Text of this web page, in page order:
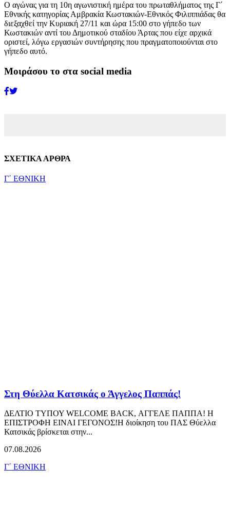
Ο αγώνας για τη 10η αγωνιστική ημέρα του πρωταθλήματος της Γ΄
Εθνικής κατηγορίας Αμβρακία Κωστακιών-Εθνικός Φιλιππιάδας θα
διεξαχθεί την Κυριακή 27/11 και ώρα 15:00 στο γήπεδο των
Κωστακιών αντί του Δημοτικού σταδίου Άρτας που είχε αρχικά
οριστεί, λόγω εργασιών συντήρησης που πραγματοποιούνται στο
γήπεδο αυτό.
Μοιράσου το στα social media
ΣΧΕΤΙΚΑ ΑΡΘΡΑ
Γ΄ ΕΘΝΙΚΗ
Στη Θύελλα Κατσικάς ο Άγγελος Παππάς!
ΔΕΛΤΙΟ ΤΥΠΟΥ WELCOME BACK, ΑΓΓΕΛΕ ΠΑΠΠΑ! Η
ΕΠΙΣΤΡΟΦΗ ΕΙΝΑΙ ΓΕΓΟΝΟΣ!Η διοίκηση του ΠΑΣ Θύελλα
Κατσικάς βρίσκεται στην...
07.08.2026
Γ΄ ΕΘΝΙΚΗ